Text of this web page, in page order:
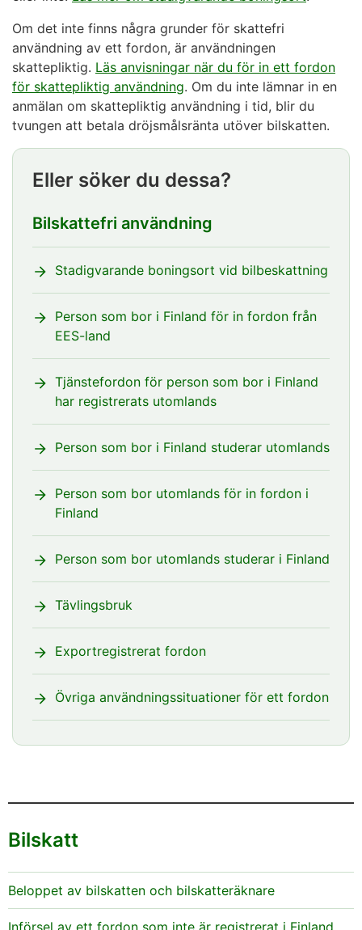
Om det inte finns några grunder för skattefri
användning av ett fordon, är användningen
skattepliktig. Läs anvisningar när du för in ett fordon
för skattepliktig användning. Om du inte lämnar in en
anmälan om skattepliktig användning i tid, blir du
tvungen att betala dröjsmålsränta utöver bilskatten.
Eller söker du dessa?
Bilskattefri användning
Stadigvarande boningsort vid bilbeskattning
Person som bor i Finland för in fordon från
EES-land
Tjänstefordon för person som bor i Finland
har registrerats utomlands
Person som bor i Finland studerar utomlands
Person som bor utomlands för in fordon i
Finland
Person som bor utomlands studerar i Finland
Tävlingsbruk
Exportregistrerat fordon
Övriga användningssituationer för ett fordon
Bilskatt
Beloppet av bilskatten och bilskatteräknare
Införsel av ett fordon som inte är registrerat i Finland